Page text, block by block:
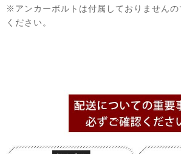
※アンカーボルトは付属しておりません
ください。